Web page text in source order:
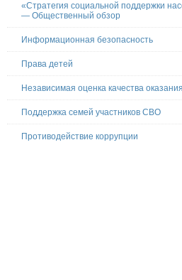
«Стратегия социальной поддержки
— Общественный обзор
Информационная безопасность
Права детей
Независимая оценка качества
Поддержка семей участников СВО
Противодействие коррупции